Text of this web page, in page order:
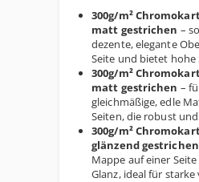
300g/m²
matt gestrichen –
dezente, elegante
Seite und bietet hohe
300g/m²
matt gestrichen –
gleichmäßige, edle
Seiten, die robust
300g/m²
glänzend gestrichen
Mappe auf einer
Glanz, ideal für